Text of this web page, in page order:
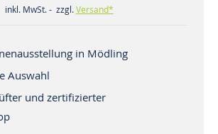
inkl. MwSt. - zzgl.Versand*
in Mödling
Auswahl
und zertifizierter